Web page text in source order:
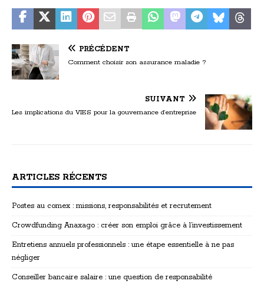
PRÉCÉDENT
Comment choisir son assurance maladie ?
SUIVANT
Les implications du VIES pour la gouvernance d’entreprise
ARTICLES RÉCENTS
Postes au comex : missions, responsabilités et recrutement
Crowdfunding Anaxago : créer son emploi grâce à l’investissement
Entretiens annuels professionnels : une étape essentielle à ne pas
négliger
Conseiller bancaire salaire : une question de responsabilité